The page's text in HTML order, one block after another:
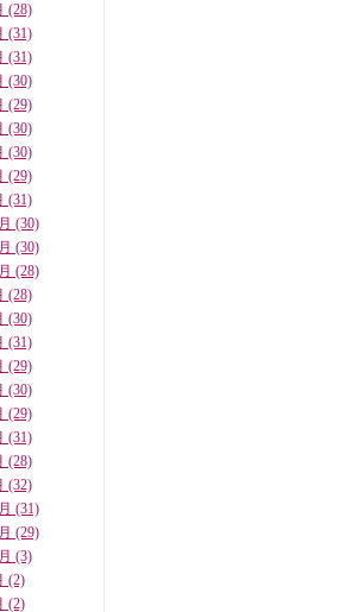
(28)
(31)
(31)
(30)
(29)
(30)
(30)
(29)
(31)
(30)
(30)
(28)
(28)
(30)
(31)
(29)
(30)
(29)
(31)
(28)
(32)
(31)
(29)
(3)
(2)
(2)